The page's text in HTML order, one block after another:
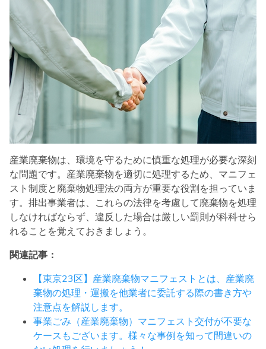
産業廃棄物は、環境を守るために慎重な処理が必要な深刻
な問題です。産業廃棄物を適切に処理するため、マニフェ
スト制度と廃棄物処理法の両方が重要な役割を担っていま
す。排出事業者は、これらの法律を考慮して廃棄物を処理
しなければならず、違反した場合は厳しい罰則が科科せら
れることを覚えておきましょう。
関連記事：
【東京23区】産業廃棄物マニフェストとは、産業廃
棄物の処理・運搬を他業者に委託する際の書き方や
注意点を解説します。
事業ごみ（産業廃棄物）マニフェスト交付が不要な
ケースもございます。様々な事例を知って間違いの